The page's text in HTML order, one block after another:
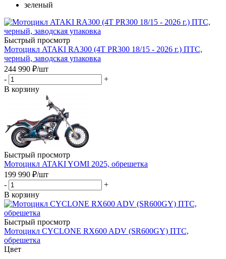
зеленый
Быстрый просмотр
Мотоцикл ATAKI RA300 (4T PR300 18/15 - 2026 г.) ПТС,
черный, заводская упаковка
244 990 ₽/шт
-
+
В корзину
Быстрый просмотр
Мотоцикл ATAKI YOMI 2025, обрешетка
199 990 ₽/шт
-
+
В корзину
Быстрый просмотр
Мотоцикл CYCLONE RX600 ADV (SR600GY) ПТС,
обрешетка
Цвет